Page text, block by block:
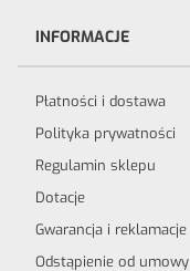
INFORMACJE
Płatności i dostawa
Polityka prywatności
Regulamin sklepu
Dotacje
Gwarancja i reklamacje
Odstąpienie od umowy